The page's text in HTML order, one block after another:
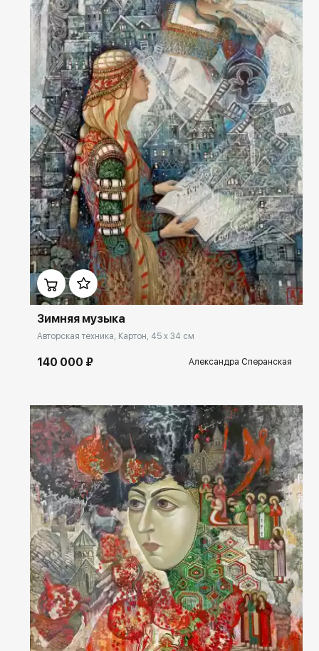
- Член Союза художников России;- Член Ассоциации художников
Царского села;- Преподаватель рисунка, живописи и композиции
в Международном ландшафтном центре «Зеленая стрела»;-
Руководитель студии живописи «Магритт»;- Автор учебника
«Рисунок для ландшафтных дизайнеров», издательство «Зеленая
стрела» 2023 год;
- Участница более 50 коллективных и персональных выставок; -
Куратор более 10 коллективных художественных выставок;-
Организатор четырех международных пленэров (Франция);
Работы хранятся в коллекциях Константиновского дворца,
Киришскогохудожественного музея, Библиотеки книжной графики,
Русского культурного центра в Каире и в частных коллекциях
России, Франции,США и Египта.
Читать далее
Домен: rakovgallery.ru
Зимняя музыка
Авторская техника, Картон, 45 x 34 см
140 000 ₽ Александра Сперанская